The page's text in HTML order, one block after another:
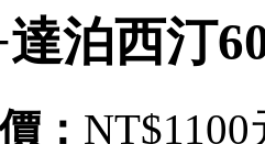
泊西汀
： NT$1100